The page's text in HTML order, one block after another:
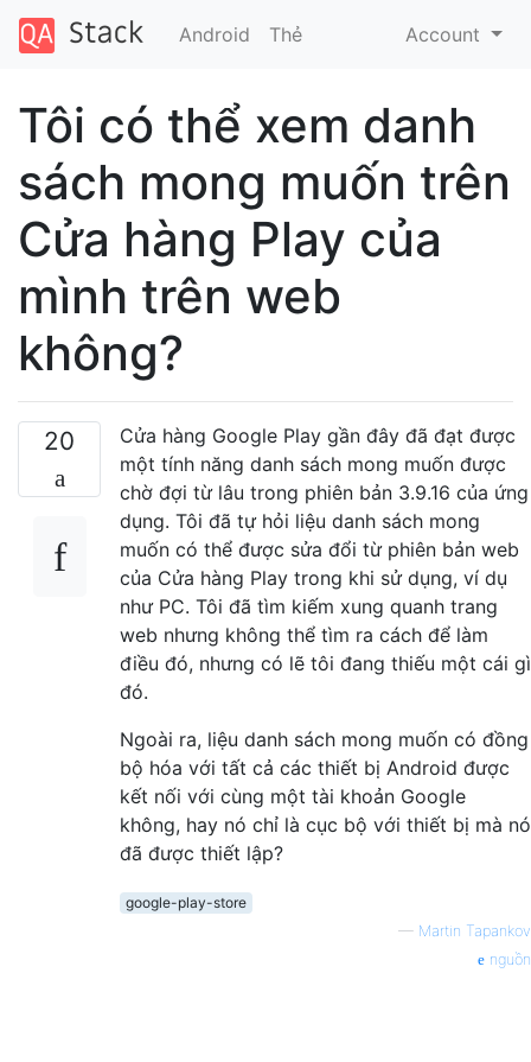
Android Thẻ Account
Tôi có thể xem danh
sách mong muốn trên
Cửa hàng Play của
mình trên web
không?
20
Cửa hàng Google Play gần đây đã đạt được
một tính năng danh sách mong muốn được
chờ đợi từ lâu trong phiên bản 3.9.16 của ứng
dụng. Tôi đã tự hỏi liệu danh sách mong
muốn có thể được sửa đổi từ phiên bản web
của Cửa hàng Play trong khi sử dụng, ví dụ
như PC. Tôi đã tìm kiếm xung quanh trang
web nhưng không thể tìm ra cách để làm
điều đó, nhưng có lẽ tôi đang thiếu một cái gì
đó.
Ngoài ra, liệu danh sách mong muốn có đồng
bộ hóa với tất cả các thiết bị Android được
kết nối với cùng một tài khoản Google
không, hay nó chỉ là cục bộ với thiết bị mà nó
đã được thiết lập?
google-play-store
— Martin Tapankov
nguồn